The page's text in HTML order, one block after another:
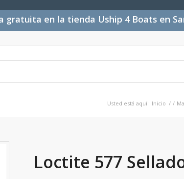
gratuita en la tienda Uship 4 Boats en
Usted está aquí: Inicio / /
Loctite 577